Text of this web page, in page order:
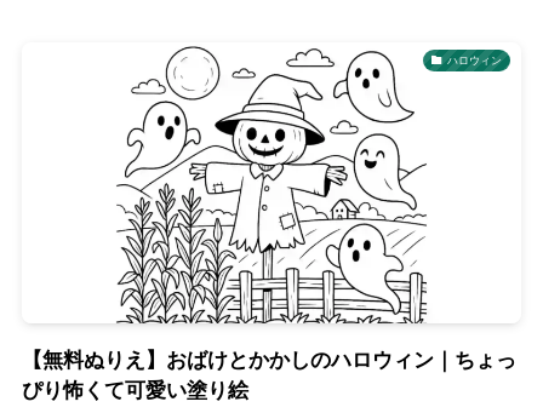
ハロウィン
【無料ぬりえ】おばけとかかしのハロウィン｜ちょっ
ぴり怖くて可愛い塗り絵